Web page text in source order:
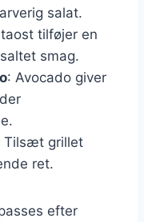
salat.
tilføjer en
smag.
: Avocado giver
Tilsæt grillet
ret.
efter